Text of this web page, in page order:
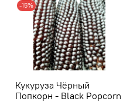
-15%
Кукуруза Чёрный
Попкорн - Black Popcorn